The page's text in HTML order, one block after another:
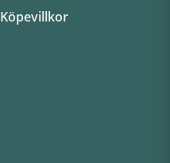
Köpevillkor